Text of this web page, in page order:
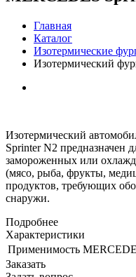
Главная
Каталог
Изотермические
Изотермический
Изотермический
Sprinter N2 предназначен
замороженных или
(мясо, рыба, фрукты,
продуктов, требующих
снаружи.
Подробнее
Характеристики
Применимость
Заказать